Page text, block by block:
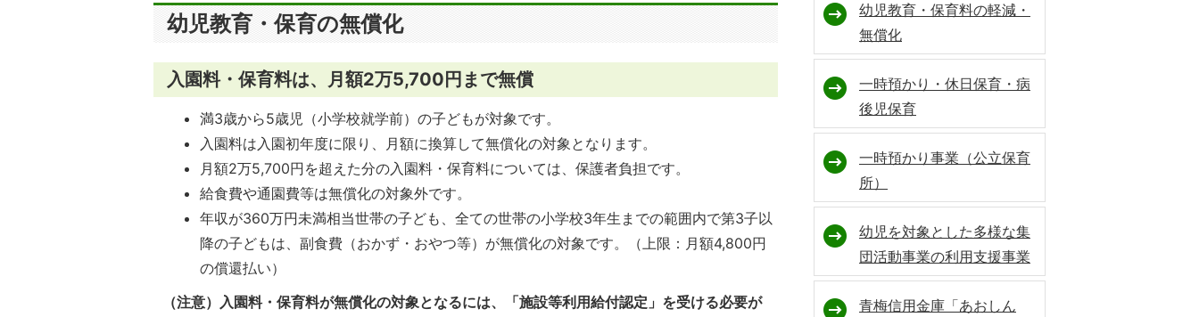
幼児教育・保育の無償化
入園料・保育料は、月額2万5,700円まで無償
満3歳から5歳児（小学校就学前）の子どもが対象です。
入園料は入園初年度に限り、月額に換算して無償化の対象となります。
月額2万5,700円を超えた分の入園料・保育料については、保護者負担です。
給食費や通園費等は無償化の対象外です。
年収が360万円未満相当世帯の子ども、全ての世帯の小学校3年生までの範囲内で第3子以
降の子どもは、副食費（おかず・おやつ等）が無償化の対象です。（上限：月額4,800円
の償還払い）
（注意）入園料・保育料が無償化の対象となるには、「施設等利用給付認定」を受ける必要が
幼児教育・保育料の軽減・
無償化
一時預かり・休日保育・病
後児保育
一時預かり事業（公立保育
所）
幼児を対象とした多様な集
団活動事業の利用支援事業
青梅信用金庫「あおしん